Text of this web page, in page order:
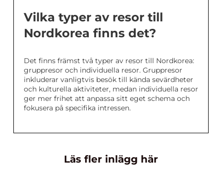
Vilka typer av resor till
Nordkorea finns det?
Det finns främst två typer av resor till Nordkorea:
gruppresor och individuella resor. Gruppresor
inkluderar vanligtvis besök till kända sevärdheter
och kulturella aktiviteter, medan individuella resor
ger mer frihet att anpassa sitt eget schema och
fokusera på specifika intressen.
Läs fler inlägg här